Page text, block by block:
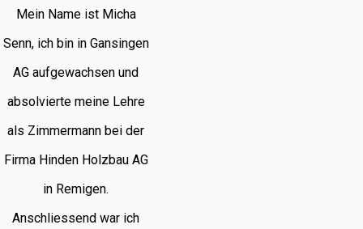
Mein Name ist Micha
Senn, ich bin in Gansingen
AG aufgewachsen und
absolvierte meine Lehre
als Zimmermann bei der
Firma Hinden Holzbau AG
in Remigen.
Anschliessend war ich